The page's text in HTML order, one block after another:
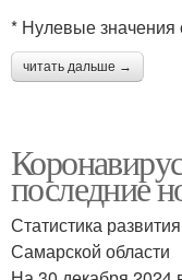
* Нулевые значения
читать дальше →
последние
Статистика
Самарской области